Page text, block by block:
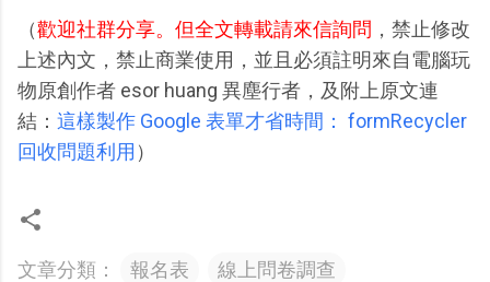
（歡迎社群分享。但全文轉載請來信詢問 ，禁止修改
上述內文，禁止商業使用，並且必須註明來自電腦玩
物原創作者 esor huang 異塵行者，及附上原文連
結： 這樣製作 Google 表單才省時間： formRecycler
回收問題利用 ）
文章分類： 報名表
線上問卷調查